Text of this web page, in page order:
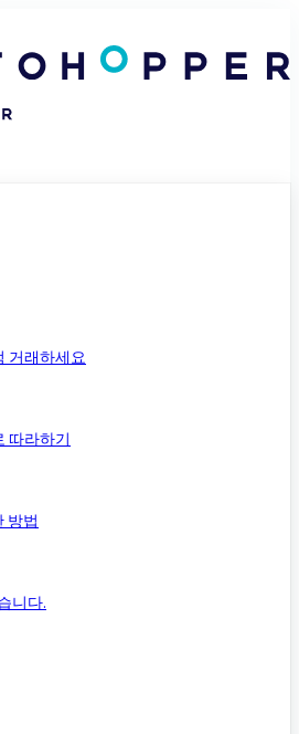
거래하세요
따라하기
방법
니다.